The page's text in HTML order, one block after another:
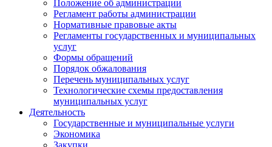
Положение об администрации
Регламент работы администрации
Нормативные правовые акты
Регламенты государственных и муниципальных
услуг
Формы обращений
Порядок обжалования
Перечень муниципальных услуг
Технологические схемы предоставления
муниципальных услуг
Деятельность
Государственные и муниципальные услуги
Экономика